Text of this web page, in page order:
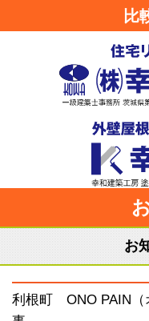
比
お
利根町 ONO PAIN